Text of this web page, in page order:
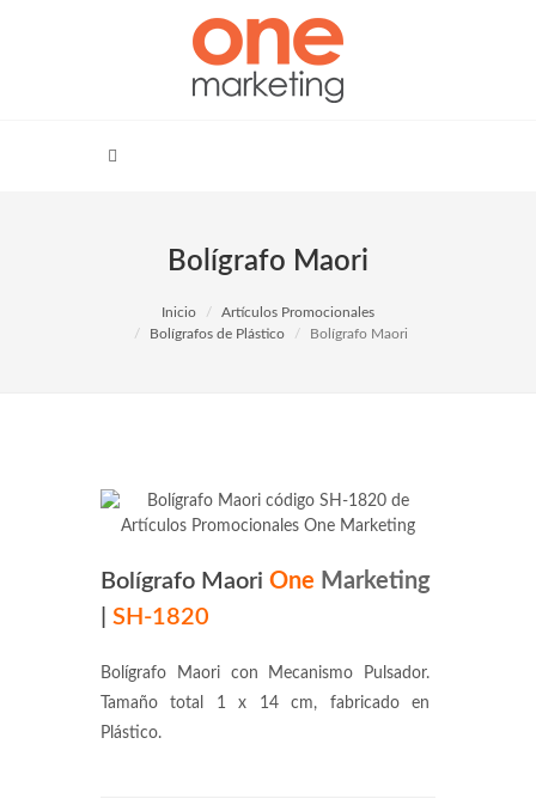
Bolígrafo Maori
Inicio
Artículos Promocionales
Bolígrafos de Plástico
Bolígrafo Maori
Bolígrafo Maori One Marketing
SH-1820
Bolígrafo Maori con Mecanismo Pulsador.
Tamaño total 1 x 14 cm, fabricado en
Plástico.